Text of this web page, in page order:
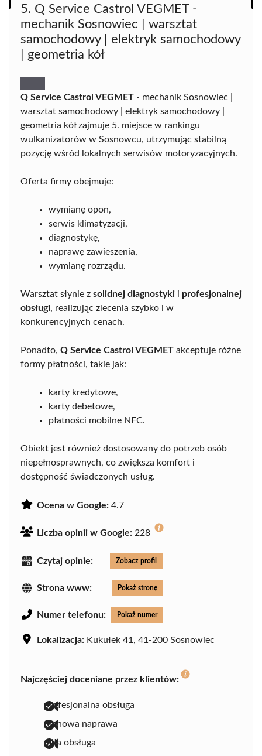
5. Q Service Castrol VEGMET -
mechanik Sosnowiec | warsztat
samochodowy | elektryk samochodowy
| geometria kół
Q Service Castrol VEGMET - mechanik Sosnowiec |
warsztat samochodowy | elektryk samochodowy |
geometria kół zajmuje 5. miejsce w rankingu
wulkanizatorów w Sosnowcu, utrzymując stabilną
pozycję wśród lokalnych serwisów motoryzacyjnych.
Oferta firmy obejmuje:
wymianę opon,
serwis klimatyzacji,
diagnostykę,
naprawę zawieszenia,
wymianę rozrządu.
Warsztat słynie z solidnej diagnostyki i profesjonalnej
obsługi, realizując zlecenia szybko i w
konkurencyjnych cenach.
Ponadto, Q Service Castrol VEGMET akceptuje różne
formy płatności, takie jak:
karty kredytowe,
karty debetowe,
płatności mobilne NFC.
Obiekt jest również dostosowany do potrzeb osób
niepełnosprawnych, co zwiększa komfort i
dostępność świadczonych usług.
Ocena w Google: 4.7
Liczba opinii w Google: 228
Czytaj opinie: Zobacz profil
Strona www: Pokaż stronę
Numer telefonu: Pokaż numer
Lokalizacja: Kukułek 41, 41-200 Sosnowiec
Najczęściej doceniane przez klientów:
profesjonalna obsługa
fachowa naprawa
miła obsługa